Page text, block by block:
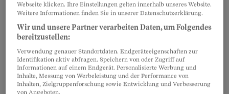
Der 49-jährige Ingenieur lebt am Bielersee und
welches Leid er durchgemacht hat.
Vor 13 Jahren verlor Bühler bei einem Brand fast
seine ganze Familie. Seine Frau, die im achten
Webseite klicken. Ihre Einstellungen gelten innerhalb unseres Website.
Weitere Informationen finden Sie in unserer Datenschutzerklärung.
Wir und unsere Partner verarbeiten Daten, um Folgendes
bereitzustellen:
Verwendung genauer Standortdaten. Endgeräteeigenschaften zur
Identifikation aktiv abfragen. Speichern von oder Zugriff auf
Informationen auf einem Endgerät. Personalisierte Werbung und
Inhalte, Messung von Werbeleistung und der Performance von
Inhalten, Zielgruppenforschung sowie Entwicklung und Verbesserung
von Angeboten.